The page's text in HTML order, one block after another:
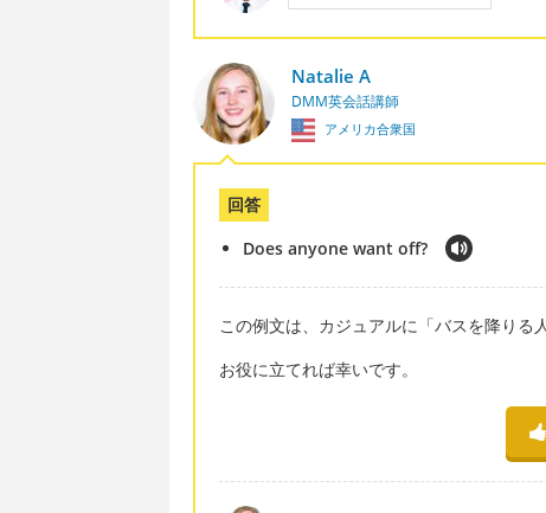
Natalie A
DMM英会話講師
アメリカ合衆国
回答
Does anyone want off?
この例文は、カジュアルに「バスを降りる
お役に立てれば幸いです。